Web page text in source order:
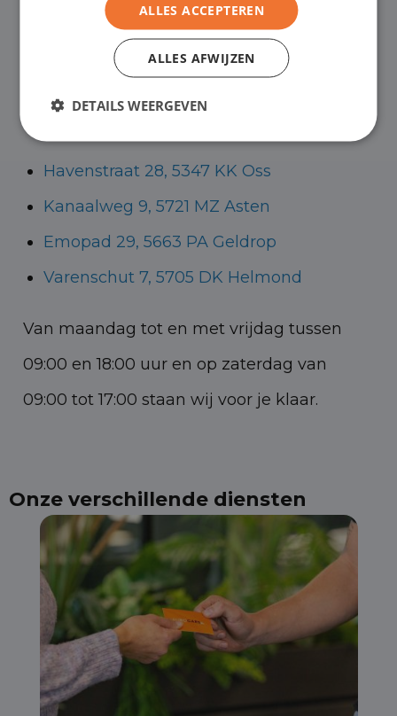
kunt in Asten terecht voor onze
bedrijfswagens en in Oss, Geldrop en
Helmond voor zowel personenauto’s als
Havenstraat 28, 5347 KK Oss
Kanaalweg 9, 5721 MZ Asten
Emopad 29, 5663 PA Geldrop
Varenschut 7, 5705 DK Helmond
Van maandag tot en met vrijdag tussen
09:00 en 18:00 uur en op zaterdag van
09:00 tot 17:00 staan wij voor je klaar.
Onze verschillende diensten
ALLES ACCEPTEREN
ALLES AFWIJZEN
DETAILS WEERGEVEN